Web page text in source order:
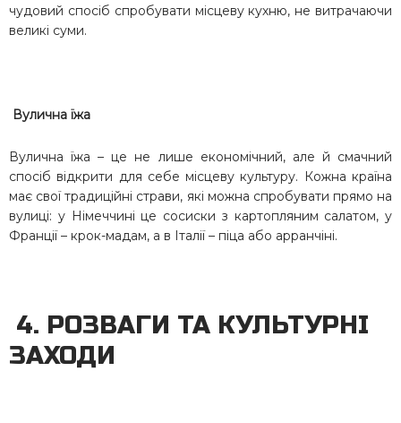
чудовий спосіб спробувати місцеву кухню, не витрачаючи
великі суми.
Вулична їжа
Вулична їжа – це не лише економічний, але й смачний
спосіб відкрити для себе місцеву культуру. Кожна країна
має свої традиційні страви, які можна спробувати прямо на
вулиці: у Німеччині це сосиски з картопляним салатом, у
Франції – крок-мадам, а в Італії – піца або арранчіні.
4. РОЗВАГИ ТА КУЛЬТУРНІ
ЗАХОДИ